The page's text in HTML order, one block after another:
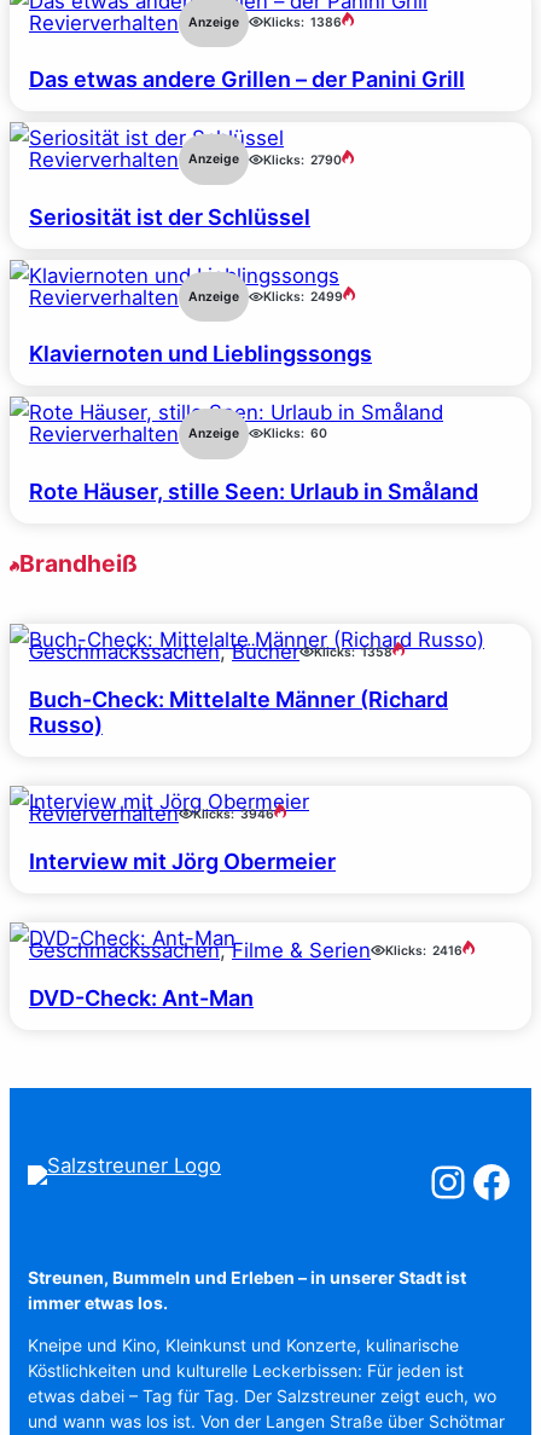
Revierverhalten Anzeige Klicks: 1386
Das etwas andere Grillen – der Panini Grill
Revierverhalten Anzeige Klicks: 2790
Seriosität ist der Schlüssel
Revierverhalten Anzeige Klicks: 2499
Klaviernoten und Lieblingssongs
Revierverhalten Anzeige Klicks: 60
Rote Häuser, stille Seen: Urlaub in Småland
Brandheiß
Geschmackssachen, Bücher Klicks: 1358
Buch-Check: Mittelalte Männer (Richard
Russo)
Revierverhalten Klicks: 3946
Interview mit Jörg Obermeier
Geschmackssachen, Filme & Serien Klicks: 2416
DVD-Check: Ant-Man
Salzstreuner
Streunen, Bummeln und Erleben – in unserer Stadt ist
immer etwas los.
Kneipe und Kino, Kleinkunst und Konzerte, kulinarische
Köstlichkeiten und kulturelle Leckerbissen: Für jeden ist
etwas dabei – Tag für Tag. Der Salzstreuner zeigt euch, wo
und wann was los ist. Von der Langen Straße über Schötmar